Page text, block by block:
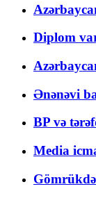
Diplom
Ənənəvi
BP və
Media